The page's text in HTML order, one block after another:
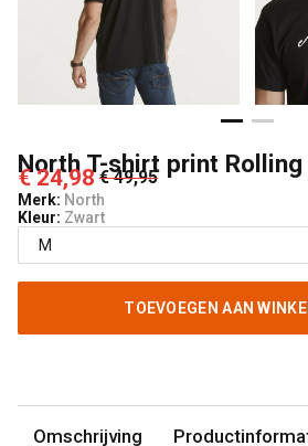
North T-shirt print
€ 24,98 € 49,95
Merk: North
Kleur: Zwart
TOEVOEGEN AAN
Omschrijving